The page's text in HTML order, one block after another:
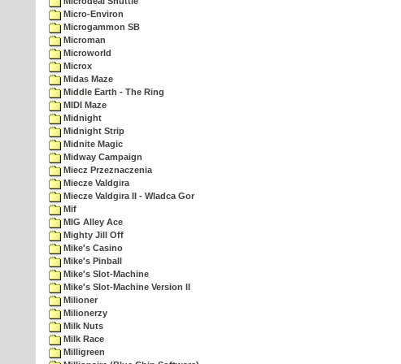
Micro-Environ
Microgammon SB
Microman
Microworld
Microx
Midas Maze
Middle Earth - The Ring
MIDI Maze
Midnight
Midnight Strip
Midnite Magic
Midway Campaign
Miecz Przeznaczenia
Miecze Valdgira
Miecze Valdgira II - Wladca Gor
Mif
MIG Alley Ace
Mighty Jill Off
Mike's Casino
Mike's Pinball
Mike's Slot-Machine
Mike's Slot-Machine Version II
Milioner
Milionerzy
Milk Nuts
Milk Race
Milligreen